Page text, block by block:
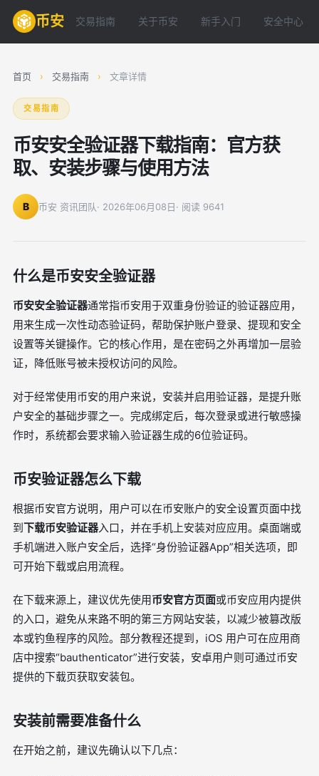
币安 交易指南 关于币安 新手入门 安全中心
首页 › 交易指南 › 文章详情
交易指南
币安安全验证器下载指南：官方获
取、安装步骤与使用方法
B 币安 资讯团队· 2026年06月08日· 阅读 9641
什么是币安安全验证器
币安安全验证器通常指币安用于双重身份验证的验证器应用，
用来生成一次性动态验证码，帮助保护账户登录、提现和安全
设置等关键操作。它的核心作用，是在密码之外再增加一层验
证，降低账号被未授权访问的风险。
对于经常使用币安的用户来说，安装并启用验证器，是提升账
户安全的基础步骤之一。完成绑定后，每次登录或进行敏感操
作时，系统都会要求输入验证器生成的6位验证码。
币安验证器怎么下载
根据币安官方说明，用户可以在币安账户的安全设置页面中找
到下载币安验证器入口，并在手机上安装对应应用。桌面端或
手机端进入账户安全后，选择“身份验证器App”相关选项，即
可开始下载或启用流程。
在下载来源上，建议优先使用币安官方页面或币安应用内提供
的入口，避免从来路不明的第三方网站安装，以减少被篡改版
本或钓鱼程序的风险。部分教程还提到，iOS 用户可在应用商
店中搜索“bauthenticator”进行安装，安卓用户则可通过币安
提供的下载页获取安装包。
安装前需要准备什么
在开始之前，建议先确认以下几点：